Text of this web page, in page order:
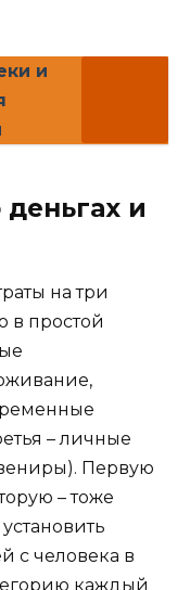
и
и
на три
в простой
– личные
Первую
– тоже
с человека в
каждый